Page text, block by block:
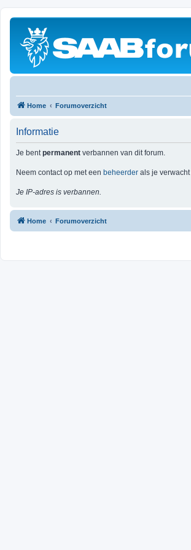
Home Forumoverzicht
Informatie
Je bentpermanent verbannen van dit forum.
Neem contact op met een beheerder als je
Je IP-adres is verbannen.
Home Forumoverzicht